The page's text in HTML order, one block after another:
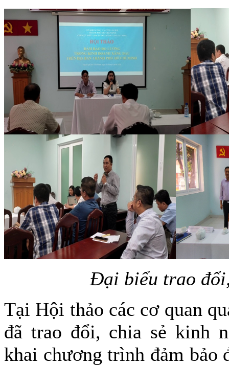
Đại biểu trao
Tại Hội thảo các cơ quan
đã trao đổi, chia sẻ kinh
khai chương trình đảm bảo